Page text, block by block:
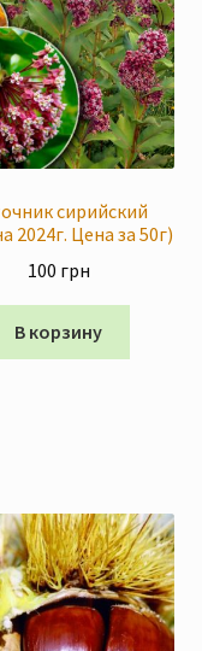
сирийский
2024г. Цена за 50г)
100 грн
В корзину